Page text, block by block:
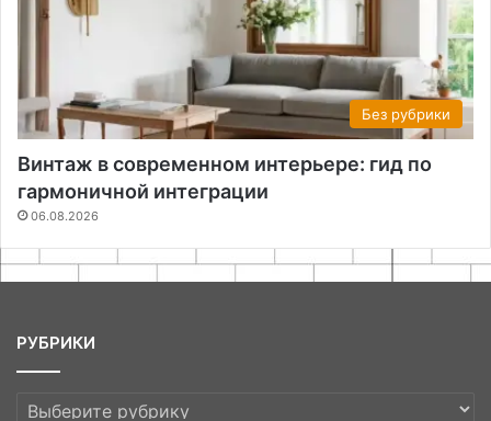
Без рубрики
Винтаж в современном интерьере: гид по
гармоничной интеграции
06.08.2026
РУБРИКИ
РУБРИКИ